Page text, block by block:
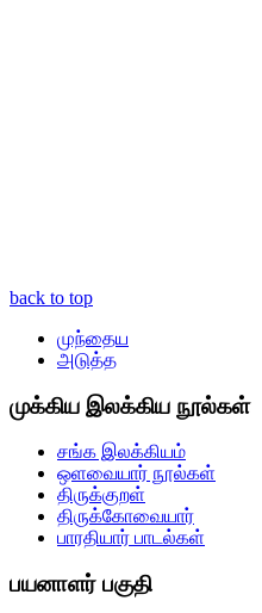
back to top
முந்தைய
அடுத்த
முக்கிய இலக்கிய நூல்கள்
சங்க இலக்கியம்
ஒளவையார் நூல்கள்
திருக்குறள்
திருக்கோவையார்
பாரதியார் பாடல்கள்
பயனாளர் பகுதி